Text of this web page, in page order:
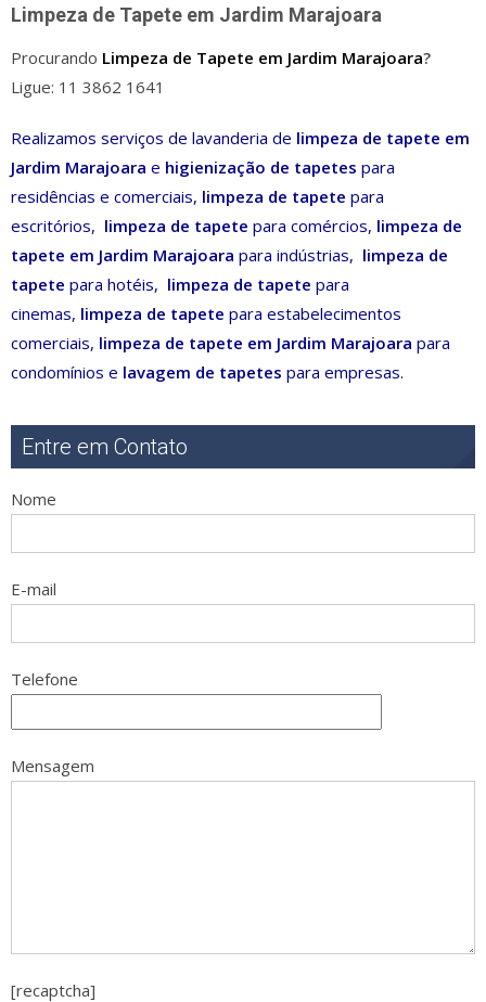
Limpeza de Tapete em Jardim Marajoara
Procurando Limpeza de Tapete em Jardim Marajoara?
Ligue: 11 3862 1641
Realizamos serviços de lavanderia de limpeza de tapete em
Jardim Marajoara e higienização de tapetes para
residências e comerciais, limpeza de tapete para
escritórios, limpeza de tapete para comércios, limpeza de
tapete em Jardim Marajoara para indústrias, limpeza de
tapete para hotéis, limpeza de tapete para
cinemas, limpeza de tapete para estabelecimentos
comerciais, limpeza de tapete em Jardim Marajoara para
condomínios e lavagem de tapetes para empresas.
Entre em Contato
Nome
E-mail
Telefone
Mensagem
[recaptcha]